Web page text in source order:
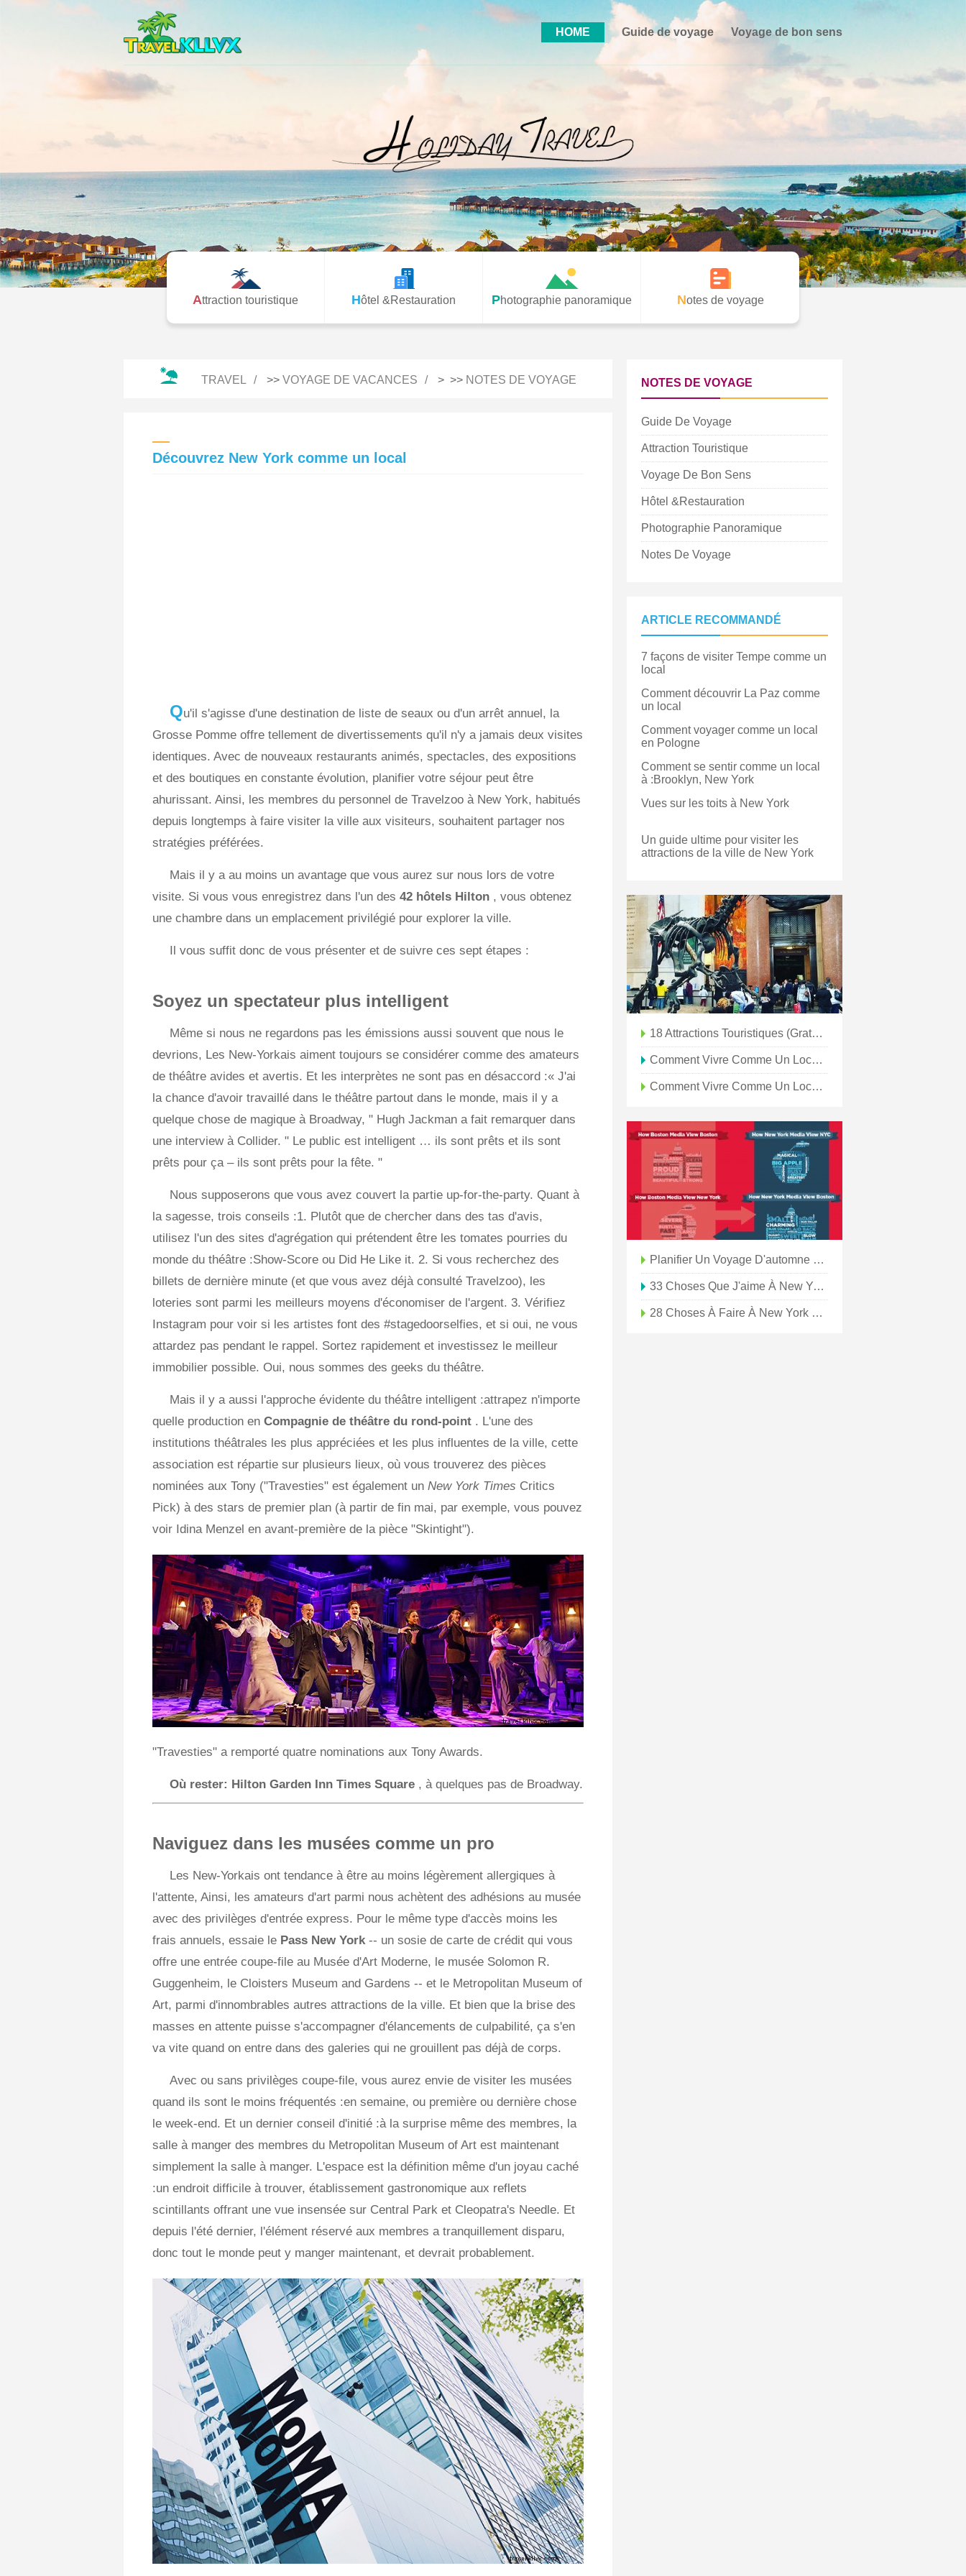
HOME Guide de voyage Voyage de bon sens
Attraction touristique Hôtel &Restauration Photographie panoramique Notes de voyage
TRAVEL >> VOYAGE DE VACANCES > >> NOTES DE VOYAGE
Découvrez New York comme un local
Qu'il s'agisse d'une destination de liste de seaux ou d'un arrêt annuel, la
Grosse Pomme offre tellement de divertissements qu'il n'y a jamais deux visites
identiques. Avec de nouveaux restaurants animés, spectacles, des expositions
et des boutiques en constante évolution, planifier votre séjour peut être
ahurissant. Ainsi, les membres du personnel de Travelzoo à New York, habitués
depuis longtemps à faire visiter la ville aux visiteurs, souhaitent partager nos
stratégies préférées.
Mais il y a au moins un avantage que vous aurez sur nous lors de votre
visite. Si vous vous enregistrez dans l'un des 42 hôtels Hilton , vous obtenez
une chambre dans un emplacement privilégié pour explorer la ville.
Il vous suffit donc de vous présenter et de suivre ces sept étapes :
Soyez un spectateur plus intelligent
Même si nous ne regardons pas les émissions aussi souvent que nous le
devrions, Les New-Yorkais aiment toujours se considérer comme des amateurs
de théâtre avides et avertis. Et les interprètes ne sont pas en désaccord :« J'ai
la chance d'avoir travaillé dans le théâtre partout dans le monde, mais il y a
quelque chose de magique à Broadway, " Hugh Jackman a fait remarquer dans
une interview à Collider. " Le public est intelligent … ils sont prêts et ils sont
prêts pour ça – ils sont prêts pour la fête. "
Nous supposerons que vous avez couvert la partie up-for-the-party. Quant à
la sagesse, trois conseils :1. Plutôt que de chercher dans des tas d'avis,
utilisez l'un des sites d'agrégation qui prétendent être les tomates pourries du
monde du théâtre :Show-Score ou Did He Like it. 2. Si vous recherchez des
billets de dernière minute (et que vous avez déjà consulté Travelzoo), les
loteries sont parmi les meilleurs moyens d'économiser de l'argent. 3. Vérifiez
Instagram pour voir si les artistes font des #stagedoorselfies, et si oui, ne vous
attardez pas pendant le rappel. Sortez rapidement et investissez le meilleur
immobilier possible. Oui, nous sommes des geeks du théâtre.
Mais il y a aussi l'approche évidente du théâtre intelligent :attrapez n'importe
quelle production en Compagnie de théâtre du rond-point . L'une des
institutions théâtrales les plus appréciées et les plus influentes de la ville, cette
association est répartie sur plusieurs lieux, où vous trouverez des pièces
nominées aux Tony ("Travesties" est également un New York Times Critics
Pick) à des stars de premier plan (à partir de fin mai, par exemple, vous pouvez
voir Idina Menzel en avant-première de la pièce "Skintight").
"Travesties" a remporté quatre nominations aux Tony Awards.
Où rester: Hilton Garden Inn Times Square , à quelques pas de Broadway.
Naviguez dans les musées comme un pro
Les New-Yorkais ont tendance à être au moins légèrement allergiques à
l'attente, Ainsi, les amateurs d'art parmi nous achètent des adhésions au musée
avec des privilèges d'entrée express. Pour le même type d'accès moins les
frais annuels, essaie le Pass New York -- un sosie de carte de crédit qui vous
offre une entrée coupe-file au Musée d'Art Moderne, le musée Solomon R.
Guggenheim, le Cloisters Museum and Gardens -- et le Metropolitan Museum of
Art, parmi d'innombrables autres attractions de la ville. Et bien que la brise des
masses en attente puisse s'accompagner d'élancements de culpabilité, ça s'en
va vite quand on entre dans des galeries qui ne grouillent pas déjà de corps.
Avec ou sans privilèges coupe-file, vous aurez envie de visiter les musées
quand ils sont le moins fréquentés :en semaine, ou première ou dernière chose
le week-end. Et un dernier conseil d'initié :à la surprise même des membres, la
salle à manger des membres du Metropolitan Museum of Art est maintenant
simplement la salle à manger. L'espace est la définition même d'un joyau caché
:un endroit difficile à trouver, établissement gastronomique aux reflets
scintillants offrant une vue insensée sur Central Park et Cleopatra's Needle. Et
depuis l'été dernier, l'élément réservé aux membres a tranquillement disparu,
donc tout le monde peut y manger maintenant, et devrait probablement.
NOTES DE VOYAGE
Guide De Voyage
Attraction Touristique
Voyage De Bon Sens
Hôtel &Restauration
Photographie Panoramique
Notes De Voyage
ARTICLE RECOMMANDÉ
7 façons de visiter Tempe comme un
local
Comment découvrir La Paz comme
un local
Comment voyager comme un local
en Pologne
Comment se sentir comme un local
à :Brooklyn, New York
Vues sur les toits à New York
Un guide ultime pour visiter les
attractions de la ville de New York
18 Attractions Touristiques (gratuites) À New York
Comment Vivre Comme Un Local À Jérusalem
Comment Vivre Comme Un Local À Panama City
Planifier Un Voyage D'automne À New York
33 Choses Que J'aime À New York
28 Choses À Faire À New York En Été